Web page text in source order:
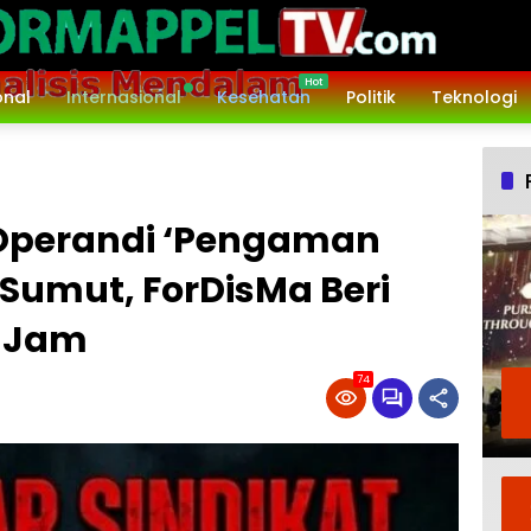
Internasional Kesehatan Politik Teknologi
‘Pengaman
ForDisMa Beri
74